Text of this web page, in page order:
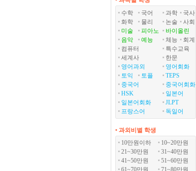
수학
국어 과학
국사
화학
물리 논술
사회
미술
피아노
바이올린
음악
예능 체능
회계
컴퓨터
특수교육
세계사
한문
영어과외
영어회화
토익
토플
TEPS
중국어
중국어회화
HSK
일본어
일본어회화
JLPT
프랑스어
독일어
• 과외비별 학생
10만원이하
10~20만원
21~30만원
31~40만원
41~50만원
51~60만원
61~70만원
71~80만원